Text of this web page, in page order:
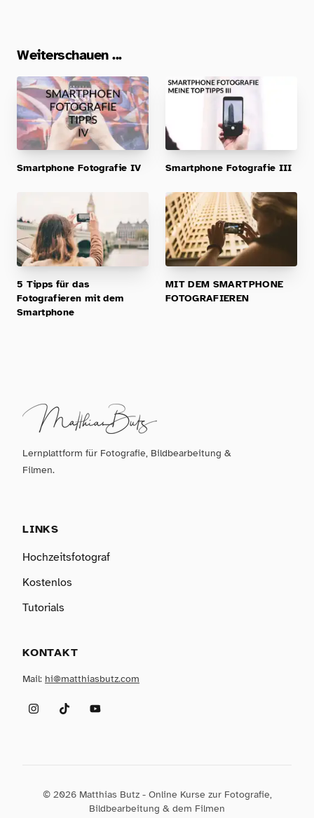
Weiterschauen ...
Smartphone Fotografie IV Smartphone Fotografie III
5 Tipps für das
Fotografieren mit dem
Smartphone
MIT DEM SMARTPHONE
FOTOGRAFIEREN
Lernplattform für Fotografie, Bildbearbeitung &
Filmen.
LINKS
Hochzeitsfotograf
Kostenlos
Tutorials
KONTAKT
Mail: hi@matthiasbutz.com
InstagramTikTokYouTube
© 2026 Matthias Butz - Online Kurse zur Fotografie,
Bildbearbeitung & dem Filmen